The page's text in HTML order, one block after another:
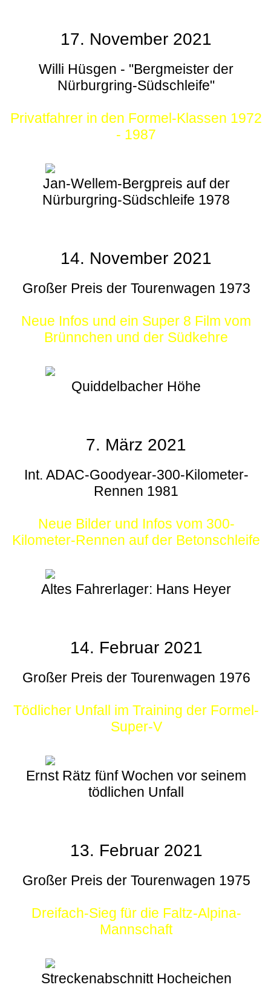
17. November 2021
Willi Hüsgen - "Bergmeister der
Nürburgring-Südschleife"
Privatfahrer in den Formel-Klassen 1972
- 1987
Jan-Wellem-Bergpreis auf der
Nürburgring-Südschleife 1978
14. November 2021
Großer Preis der Tourenwagen 1973
Neue Infos und ein Super 8 Film vom
Brünnchen und der Südkehre
Quiddelbacher Höhe
7. März 2021
Int. ADAC-Goodyear-300-Kilometer-
Rennen 1981
Neue Bilder und Infos vom 300-
Kilometer-Rennen auf der Betonschleife
Altes Fahrerlager: Hans Heyer
14. Februar 2021
Großer Preis der Tourenwagen 1976
Tödlicher Unfall im Training der Formel-
Super-V
Ernst Rätz fünf Wochen vor seinem
tödlichen Unfall
13. Februar 2021
Großer Preis der Tourenwagen 1975
Dreifach-Sieg für die Faltz-Alpina-
Mannschaft
Streckenabschnitt Hocheichen